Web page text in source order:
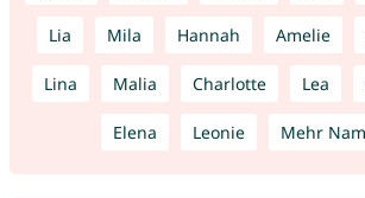
Lia Mila Hannah Amelie
Lina Malia Charlotte Lea
Elena Leonie Mehr